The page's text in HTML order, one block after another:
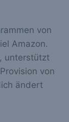
von
Amazon.
unterstützt
von
ändert